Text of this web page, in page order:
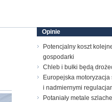
Opinie
Potencjalny koszt
gospodarki
Chleb i bułki będą
Europejska motoryzacja
i nadmiernymi
Potaniały metale